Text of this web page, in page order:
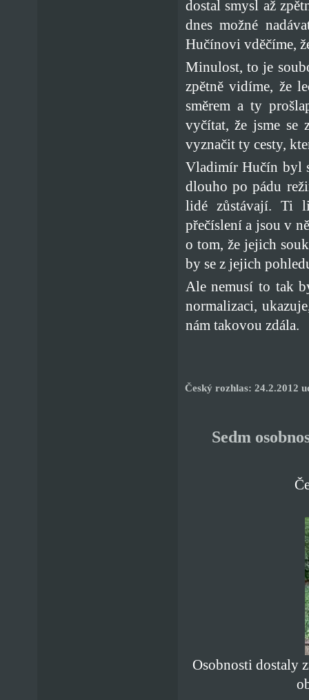
dostal smysl až
dnes možné
Hučínovi vděčíme,
Minulost, to je
zpětně vidíme, že
směrem a ty
vyčítat, že jsme se
vyznačit ty cesty,
Vladimír Hučín byl
dlouho po pádu
lidé zůstávají. Ti
přečíslení a jsou v
o tom, že jejich
by se z jejich
Ale nemusí to tak
normalizaci,
nám takovou zdála.
Český rozhlas: 24.2.2012
Sedm
Osobnosti dostaly